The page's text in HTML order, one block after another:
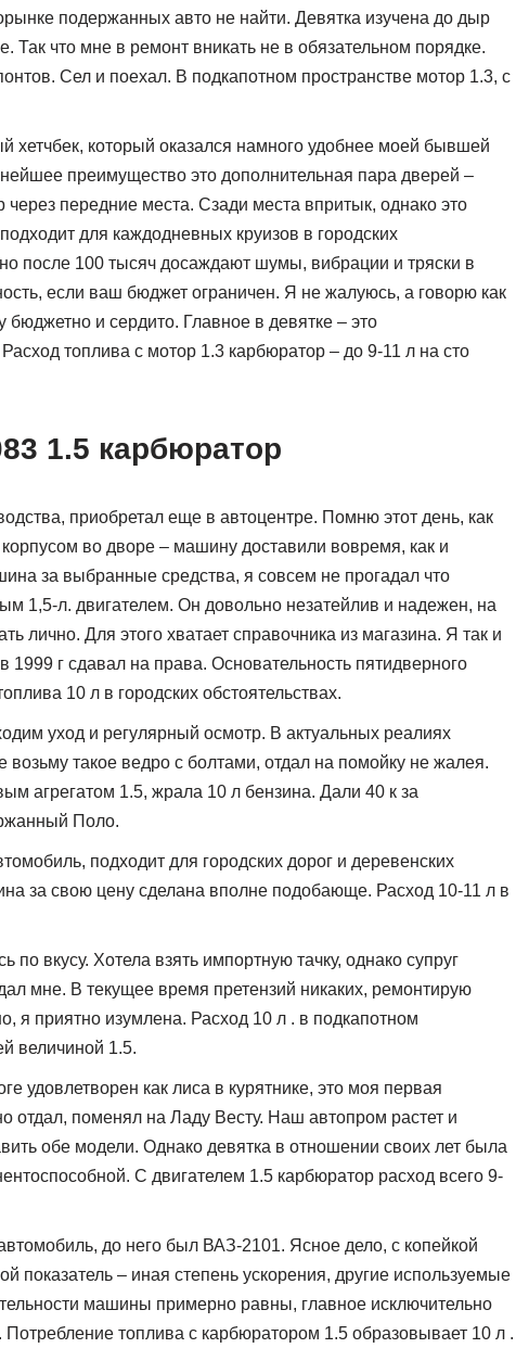
подержанных авто не найти. Девятка изучена до дыр
что мне в ремонт вникать не в обязательном порядке.
Сел и поехал. В подкапотном пространстве мотор 1.3, с
хетчбек, который оказался намного удобнее моей бывшей
преимущество это дополнительная пара дверей –
передние места. Сзади места впритык, однако это
для каждодневных круизов в городских
после 100 тысяч досаждают шумы, вибрации и тряски в
если ваш бюджет ограничен. Я не жалуюсь, а говорю как
и сердито. Главное в девятке – это
топлива с мотор 1.3 карбюратор – до 9-11 л на сто
1.5 карбюратор
приобретал еще в автоцентре. Помню этот день, как
во дворе – машину доставили вовремя, как и
за выбранные средства, я совсем не прогадал что
1,5-л. двигателем. Он довольно незатейлив и надежен, на
лично. Для этого хватает справочника из магазина. Я так и
1999 г сдавал на права. Основательность пятидверного
10 л в городских обстоятельствах.
уход и регулярный осмотр. В актуальных реалиях
такое ведро с болтами, отдал на помойку не жалея.
агрегатом 1.5, жрала 10 л бензина. Дали 40 к за
Поло.
подходит для городских дорог и деревенских
за свою цену сделана вполне подобающе. Расход 10-11 л в
вкусу. Хотела взять импортную тачку, однако супруг
мне. В текущее время претензий никаких, ремонтирую
я приятно изумлена. Расход 10 л . в подкапотном
величиной 1.5.
удовлетворен как лиса в курятнике, это моя первая
отдал, поменял на Ладу Весту. Наш автопром растет и
обе модели. Однако девятка в отношении своих лет была
С двигателем 1.5 карбюратор расход всего 9-
до него был ВАЗ-2101. Ясное дело, с копейкой
показатель – иная степень ускорения, другие используемые
машины примерно равны, главное исключительно
Потребление топлива с карбюратором 1.5 образовывает 10 л .